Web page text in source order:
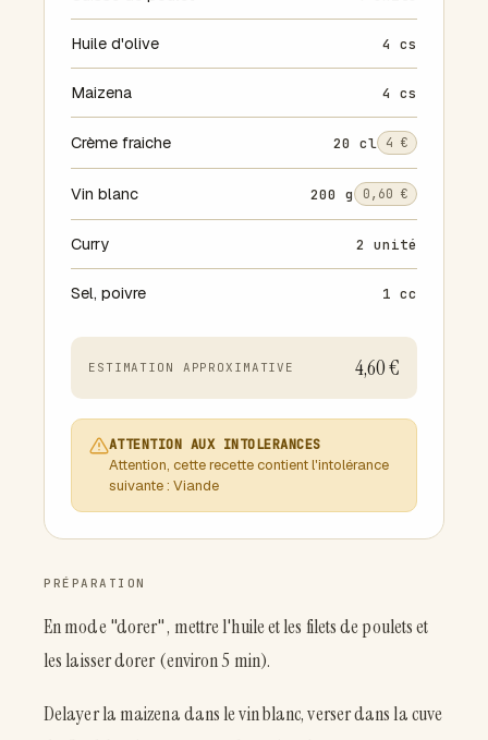
Huile d'olive 4 cs
Maizena 4 cs
Crème fraiche 20 cl 4 €
Vin blanc 200 g 0,60 €
Curry 2 unité
Sel, poivre 1 cc
ESTIMATION APPROXIMATIVE 4,60 €
ATTENTION AUX INTOLERANCES
Attention, cette recette contient l'intolérance
suivante : Viande
PRÉPARATION
En mode "dorer" , mettre l'huile et les filets de poulets et
les laisser dorer (environ 5 min).
Delayer la maizena dans le vin blanc, verser dans la cuve